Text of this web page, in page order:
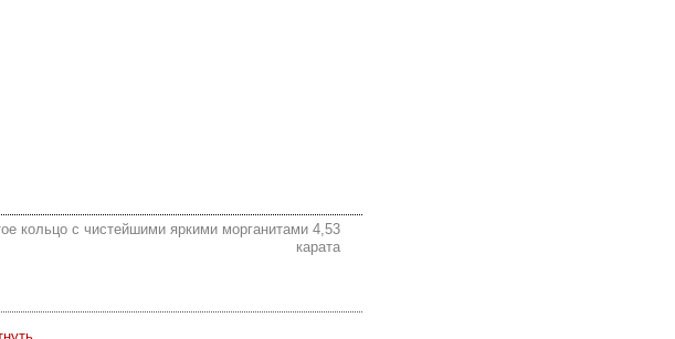
кольцо с чистейшими яркими морганитами 4,53
карата